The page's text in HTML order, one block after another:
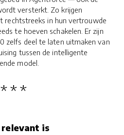
versterkt. Zo krijgen
rechtstreeks in hun vertrouwde
te hoeven schakelen. Er zijn
zelfs deel te laten uitmaken van
tussen de intelligente
model.
is